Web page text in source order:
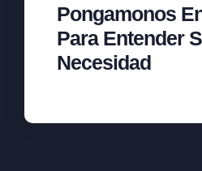
Pongamonos
Para Entender
Necesidad